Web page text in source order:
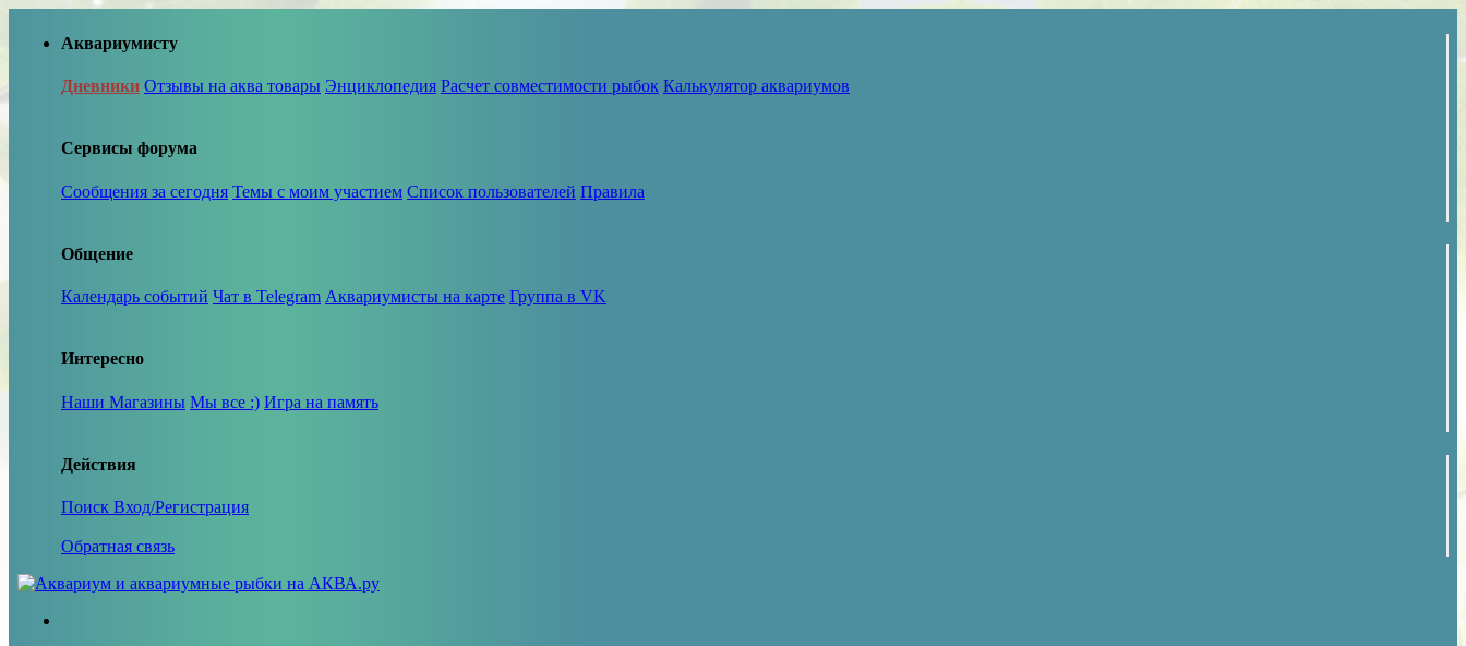
Аквариумисту
Дневники Отзывы на аква товары Энциклопедия Расчет совместимости рыбок Калькулятор аквариумов
Сервисы форума
Сообщения за сегодня Темы с моим участием Список пользователей Правила
Общение
Календарь событий Чат в Telegram Аквариумисты на карте Группа в VK
Интересно
Наши Магазины Мы все :) Игра на память
Действия
Поиск Вход/Регистрация
Обратная связь